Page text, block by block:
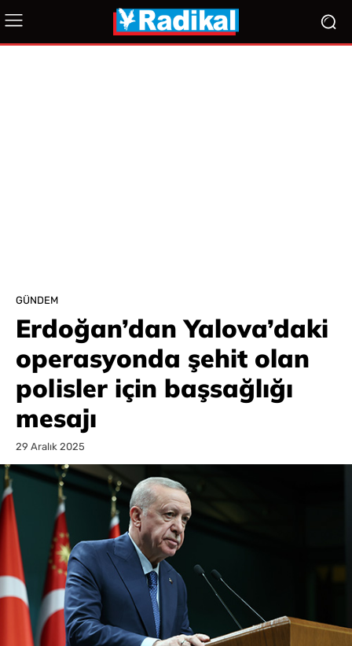
GÜNDEM
Erdoğan’dan Yalova’daki
operasyonda şehit olan
polisler için başsağlığı
mesajı
29 Aralık 2025